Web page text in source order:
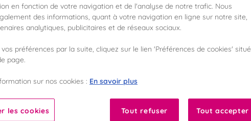
100% 100
en fonction de votre navigation et de l'analyse de notre trafic. Nous
des informations, quant à votre navigation en ligne sur notre site,
analytiques, publicitaires et de réseaux sociaux.
préférences par la suite, cliquez sur le lien 'Préférences de cookies' situé
page.
sur nos cookies : En savoir plus
les cookies Tout refuser Tout accepter